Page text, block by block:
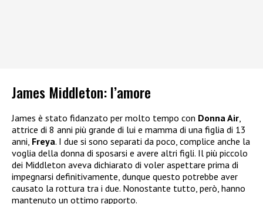
James Middleton: l’amore
James è stato fidanzato per molto tempo con Donna Air,
attrice di 8 anni più grande di lui e mamma di una figlia di 13
anni, Freya. I due si sono separati da poco, complice anche la
voglia della donna di sposarsi e avere altri figli. Il più piccolo
dei Middleton aveva dichiarato di voler aspettare prima di
impegnarsi definitivamente, dunque questo potrebbe aver
causato la rottura tra i due. Nonostante tutto, però, hanno
mantenuto un ottimo rapporto.